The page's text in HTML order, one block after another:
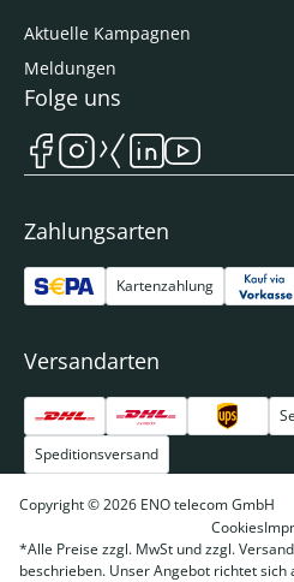
Aktuelle Kampagnen
Meldungen
Zahlungsarten
Kartenzahlung
Versandarten
Speditionsversand
Folge uns
Copyright © 2026 ENO telecom GmbH
Cookies
*Alle Preise zzgl. MwSt und zzgl.
beschrieben. Unser Angebot richtet